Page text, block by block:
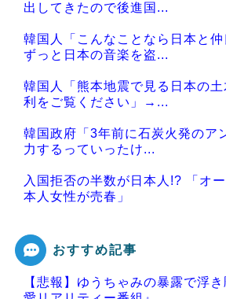
出してきたので後進国...
韓国人「こんなことなら日本と仲
ずっと日本の音楽を盗...
韓国人「熊本地震で見る日本の
利をご覧ください」→...
韓国政府「3年前に石炭火発のア
力するっていったけ...
入国拒否の半数が日本人!? 「オ
本人女性が売春」
Powered by livedoor 相互RSS
おすすめ記事
【悲報】ゆうちゃみの暴露で浮